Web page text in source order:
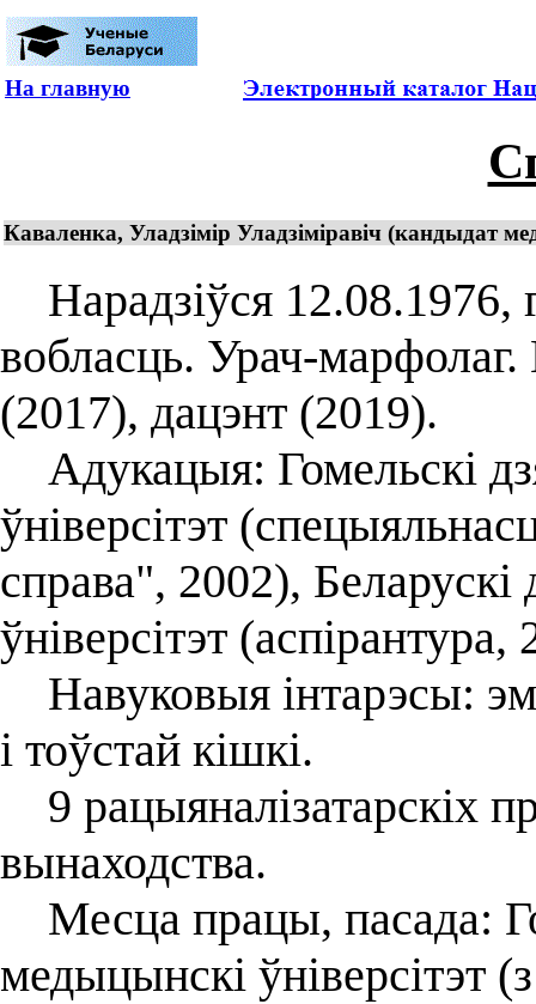
На главную
Каваленка, Уладзімір Уладзіміравіч (кандыдат
Нарадзіўся 12.08.1976,
вобласць. Урач-
(2017), дацэнт (2019).
Адукацыя: Гомельскі
ўніверсітэт
справа", 2002),
ўніверсітэт (аспірантура,
Навуковыя інтарэсы:
і тоўстай кішкі.
9 рацыяналізатарскіх
вынаходства.
Месца працы, пасада:
медыцынскі ўніверсітэт